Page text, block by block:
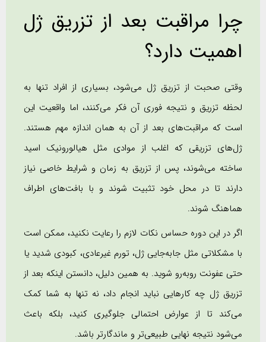
چرا مراقبت بعد از تزریق ژل
اهمیت دارد؟
وقتی صحبت از تزریق ژل می‌شود، بسیاری از افراد تنها به
لحظه تزریق و نتیجه فوری آن فکر می‌کنند، اما واقعیت این
است که مراقبت‌های بعد از آن به همان اندازه مهم هستند.
ژل‌های تزریقی که اغلب از موادی مثل هیالورونیک اسید
ساخته می‌شوند، پس از تزریق به زمان و شرایط خاصی نیاز
دارند تا در محل خود تثبیت شوند و با بافت‌های اطراف
هماهنگ شوند.
اگر در این دوره حساس نکات لازم را رعایت نکنید، ممکن است
با مشکلاتی مثل جابه‌جایی ژل، تورم غیرعادی، کبودی شدید یا
حتی عفونت روبه‌رو شوید. به همین دلیل، دانستن اینکه بعد از
تزریق ژل چه کارهایی نباید انجام داد، نه تنها به شما کمک
می‌کند تا از عوارض احتمالی جلوگیری کنید، بلکه باعث
می‌شود نتیجه نهایی طبیعی‌تر و ماندگارتر باشد.